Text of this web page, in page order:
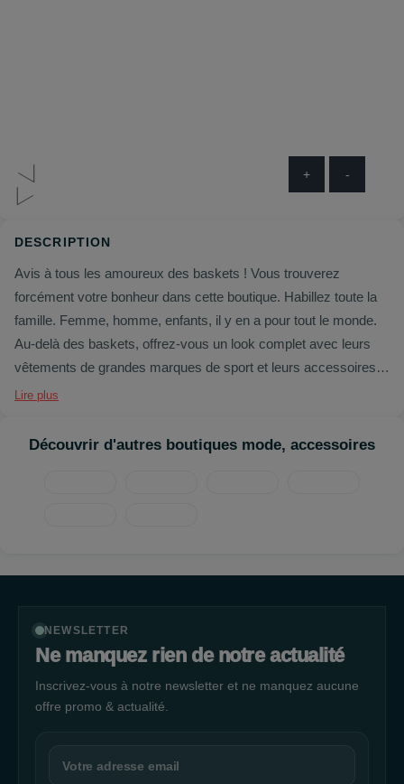
+ -
DESCRIPTION
Avis à tous les amoureux des baskets ! Vous trouverez
forcément votre bonheur dans cette boutique. Habillez toute la
famille. Femme, homme, enfants, il y en a pour tout le monde.
Au-delà des baskets, offrez-vous un look complet avec leurs
vêtements de grandes marques de sport et leurs accessoires.
Alors, vous venez bientôt ?
Lire plus
Découvrir d'autres boutiques mode, accessoires
NEWSLETTER
Ne manquez rien de notre actualité
Inscrivez-vous à notre newsletter et ne manquez aucune
offre promo & actualité.